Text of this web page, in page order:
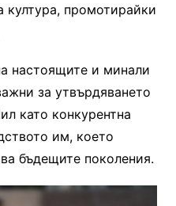
култура, промотирайки
настоящите и минали
за утвърдяването
като конкурентна
им, което
бъдещите поколения.